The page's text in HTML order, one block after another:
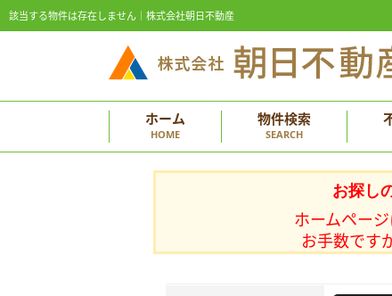
該当する物件は存在しません｜株式会社朝日不動産
ホーム
HOME
物件検索
SEARCH
お探し
ホームペー
お手数です